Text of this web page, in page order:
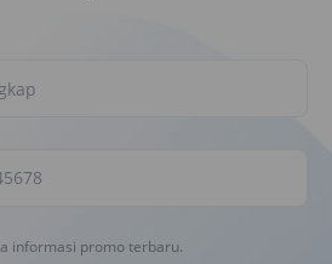
informasi promo terbaru.